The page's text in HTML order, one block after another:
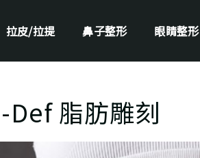
拉皮/拉提 鼻子整形 眼睛整形
脂肪雕刻